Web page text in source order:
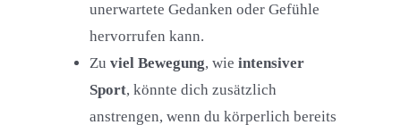
unerwartete Gedanken oder Gefühle
hervorrufen kann.
Zu viel Bewegung, wie intensiver
Sport, könnte dich zusätzlich
anstrengen, wenn du körperlich bereits